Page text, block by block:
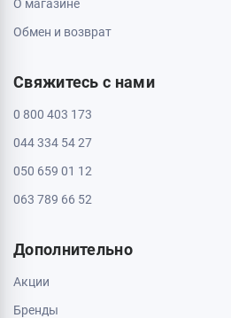
О магазине
Обмен и возврат
Свяжитесь с нами
0 800 403 173
044 334 54 27
050 659 01 12
063 789 66 52
Дополнительно
Акции
Бренды